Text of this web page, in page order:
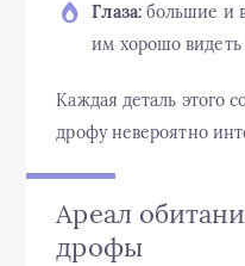
Глаза:большие и
им хорошо видеть
Каждая деталь этого
дрофу невероятно
Ареал
дрофы